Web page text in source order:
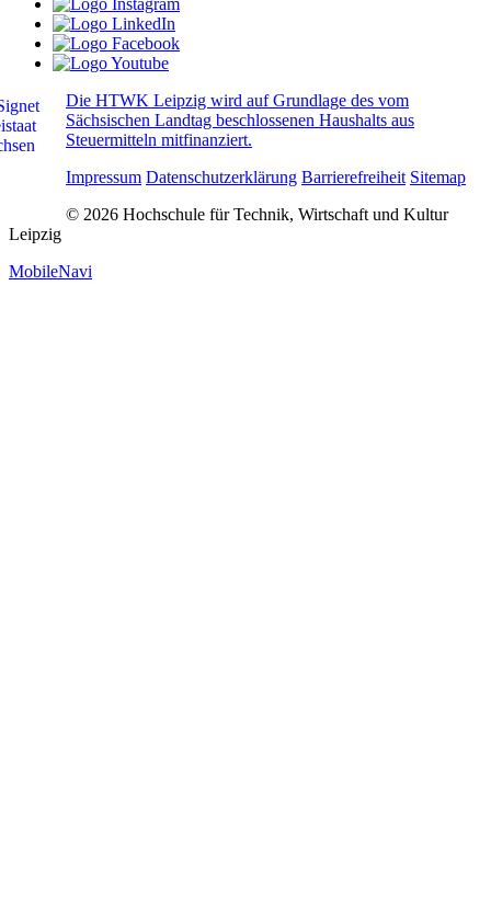
Die HTWK Leipzig wird auf Grundlage des vom
Sächsischen Landtag beschlossenen Haushalts aus
Steuermitteln mitfinanziert.
Impressum Datenschutzerklärung Barrierefreiheit Sitemap
© 2026 Hochschule für Technik, Wirtschaft und Kultur
Leipzig
MobileNavi